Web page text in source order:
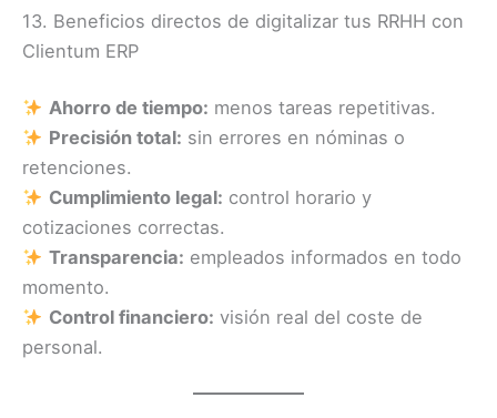
13. Beneficios directos de digitalizar tus RRHH con
Clientum ERP
Ahorro de tiempo: menos tareas repetitivas.
Precisión total: sin errores en nóminas o
retenciones.
Cumplimiento legal: control horario y
cotizaciones correctas.
Transparencia: empleados informados en todo
momento.
Control financiero: visión real del coste de
personal.